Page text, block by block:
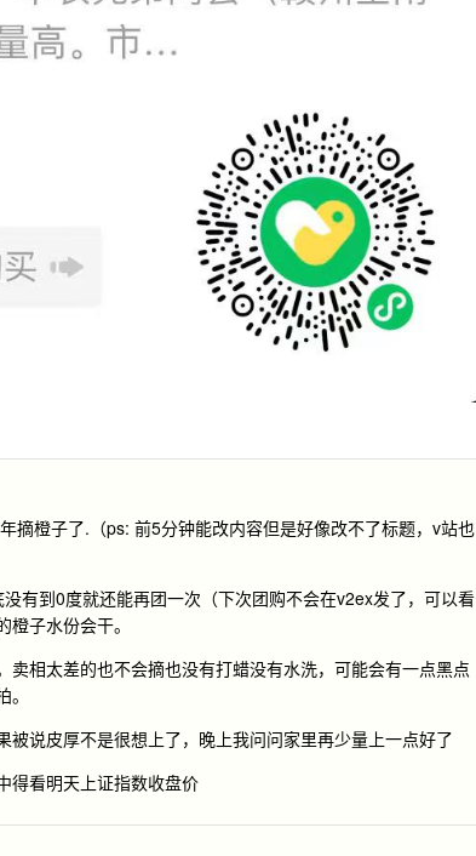
摘橙子了.（ps: 前5分钟能改内容但是好像改不了标题，v站也
有到0度就还能再团一次（下次团购不会在v2ex发了，可以看
子水份会干。
相太差的也不会摘也没有打蜡没有水洗，可能会有一点黑点
说皮厚不是很想上了，晚上我问问家里再少量上一点好了
得看明天上证指数收盘价